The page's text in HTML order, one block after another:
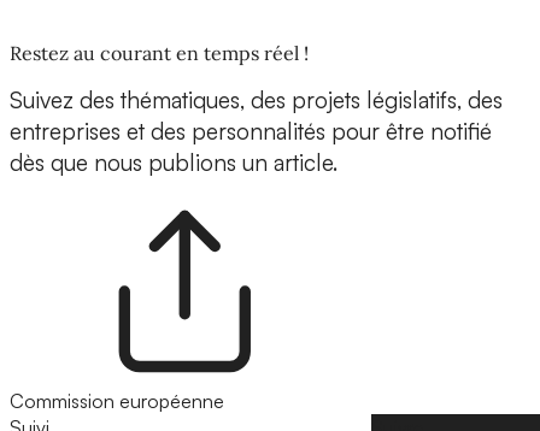
Restez au courant en temps réel !
Suivez des thématiques, des projets législatifs, des
entreprises et des personnalités pour être notifié
dès que nous publions un article.
Commission européenne